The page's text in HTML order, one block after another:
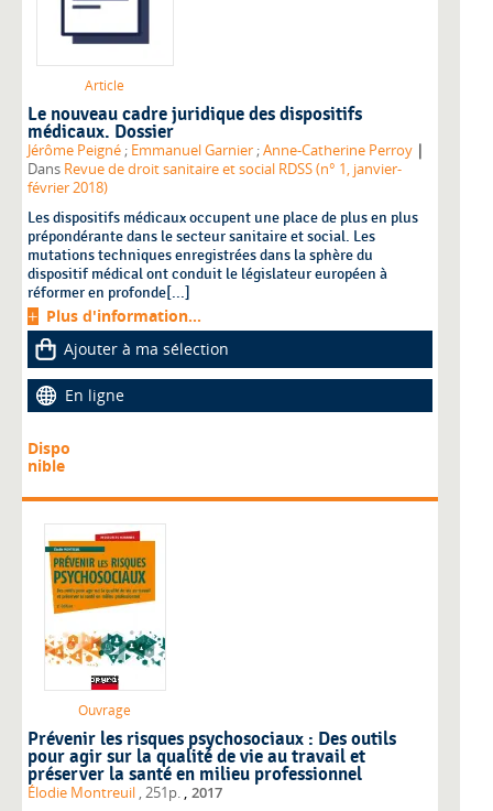
Article
Le nouveau cadre juridique des dispositifs
médicaux. Dossier
Jérôme Peigné ; Emmanuel Garnier ;Anne-Catherine Perroy |
Dans Revue de droit sanitaire et social RDSS (n° 1, janvier-
février 2018)
Les dispositifs médicaux occupent une place de plus en plus
prépondérante dans le secteur sanitaire et social. Les
mutations techniques enregistrées dans la sphère du
dispositif médical ont conduit le législateur européen à
réformer en profonde[...]
Plus d'information...
Ajouter à ma sélection
En ligne
Dispo
nible
Ouvrage
Prévenir les risques psychosociaux : Des outils
pour agir sur la qualité de vie au travail et
préserver la santé en milieu professionnel
Élodie Montreuil , 251p. , 2017